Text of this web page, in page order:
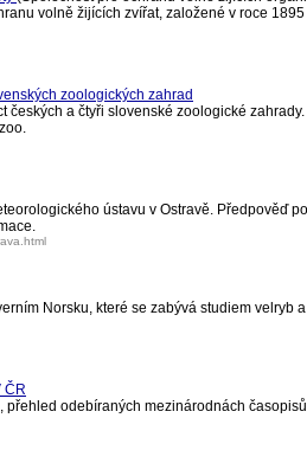
volně žijících zvířat, založené v roce
zoologických zahrad
českých a čtyři slovenské zoologické
ústavu v Ostravě. Předpověď
Norsku, které se zabývá studiem velryb
ČR
přehled odebíraných mezinárodnách